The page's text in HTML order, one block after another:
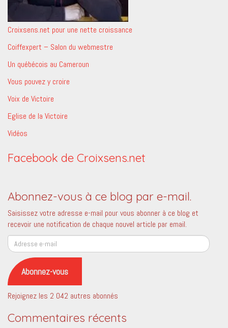
Croixsens.net pour une nette croissance
Coiffexpert – Salon du webmestre
Un québécois au Cameroun
Vous pouvez y croire
Voix de Victoire
Eglise de la Victoire
Vidéos
Facebook de Croixsens.net
Abonnez-vous à ce blog par e-mail.
Saisissez votre adresse e-mail pour vous abonner à ce blog et
recevoir une notification de chaque nouvel article par email.
Adresse
e-
mail
Abonnez-vous
Rejoignez les 2 042 autres abonnés
Commentaires récents